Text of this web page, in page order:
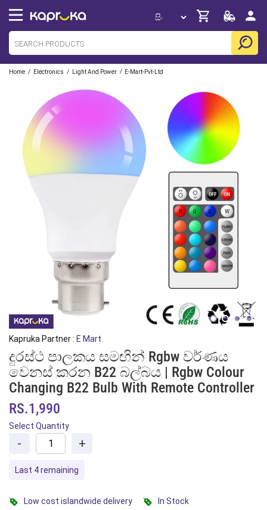
Home / Electronics / Light And Power / E-Mart-Pvt-Ltd
Kapruka Partner : E Mart
දුරස්ථ පාලකය සමඟින් Rgbw වර්ණය
වෙනස් කරන B22 බල්බය | Rgbw Colour
Changing B22 Bulb With Remote Controller
RS.1,990
Select Quantity
- +
Last 4 remaining
Low cost islandwide delivery
In Stock